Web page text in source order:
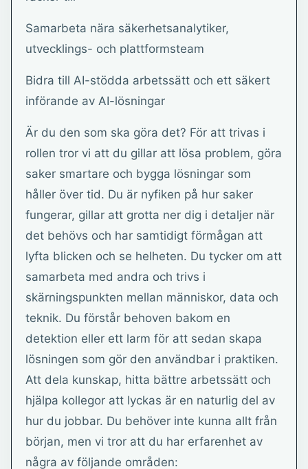
Samarbeta nära säkerhetsanalytiker,
utvecklings- och plattformsteam
Bidra till AI-stödda arbetssätt och ett säkert
införande av AI-lösningar
Är du den som ska göra det? För att trivas i
rollen tror vi att du gillar att lösa problem, göra
saker smartare och bygga lösningar som
håller över tid. Du är nyfiken på hur saker
fungerar, gillar att grotta ner dig i detaljer när
det behövs och har samtidigt förmågan att
lyfta blicken och se helheten. Du tycker om att
samarbeta med andra och trivs i
skärningspunkten mellan människor, data och
teknik. Du förstår behoven bakom en
detektion eller ett larm för att sedan skapa
lösningen som gör den användbar i praktiken.
Att dela kunskap, hitta bättre arbetssätt och
hjälpa kollegor att lyckas är en naturlig del av
hur du jobbar. Du behöver inte kunna allt från
början, men vi tror att du har erfarenhet av
några av följande områden: